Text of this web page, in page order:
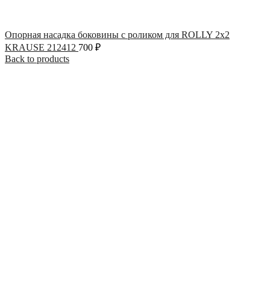
Опорная насадка боковины с роликом для ROLLY 2х2
KRAUSE 212412 700 ₽
Back to products